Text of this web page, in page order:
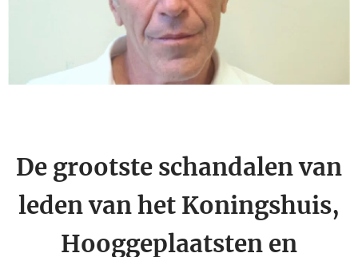
De grootste schandalen van
leden van het Koningshuis,
Hooggeplaatsten en